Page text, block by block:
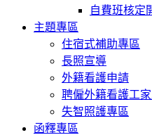
自費班核定
主題專區
住宿式補助專區
長照宣導
外籍看護申請
聘僱外籍看護工
失智照護專區
函釋專區